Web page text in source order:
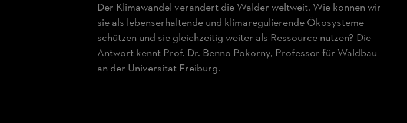
Der Klimawandel verändert die Wälder weltweit. Wie können wir
sie als lebenserhaltende und klimaregulierende Ökosysteme
schützen und sie gleichzeitig weiter als Ressource nutzen? Die
Antwort kennt Prof. Dr. Benno Pokorny, Professor für Waldbau
an der Universität Freiburg.